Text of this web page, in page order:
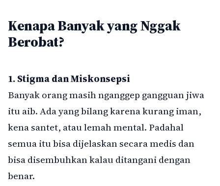
Kenapa Banyak yang Nggak
Berobat?
1. Stigma dan Miskonsepsi
Banyak orang masih nganggep gangguan jiwa
itu aib. Ada yang bilang karena kurang iman,
kena santet, atau lemah mental. Padahal
semua itu bisa dijelaskan secara medis dan
bisa disembuhkan kalau ditangani dengan
benar.